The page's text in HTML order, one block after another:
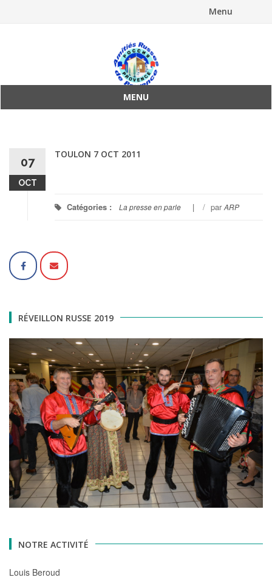
Menu
MENU
07
OCT
TOULON 7 OCT 2011
Catégories : La presse en parle / parARP
RÉVEILLON RUSSE 2019
NOTRE ACTIVITÉ
Louis Beroud